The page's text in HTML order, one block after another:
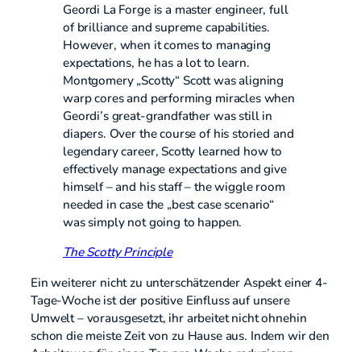
Geordi La Forge is a master engineer, full
of brilliance and supreme capabilities.
However, when it comes to managing
expectations, he has a lot to learn.
Montgomery „Scotty“ Scott was aligning
warp cores and performing miracles when
Geordi’s great-grandfather was still in
diapers. Over the course of his storied and
legendary career, Scotty learned how to
effectively manage expectations and give
himself – and his staff – the wiggle room
needed in case the „best case scenario“
was simply not going to happen.
The Scotty Principle
Ein weiterer nicht zu unterschätzender Aspekt einer 4-
Tage-Woche ist der positive Einfluss auf unsere
Umwelt – vorausgesetzt, ihr arbeitet nicht ohnehin
schon die meiste Zeit von zu Hause aus. Indem wir den